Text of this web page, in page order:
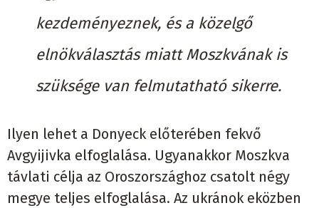
kezdeményeznek, és a közelgő
elnökválasztás miatt Moszkvának is
szüksége van felmutatható sikerre.
Ilyen lehet a Donyeck előterében fekvő
Avgyijivka elfoglalása. Ugyanakkor Moszkva
távlati célja az Oroszországhoz csatolt négy
megye teljes elfoglalása. Az ukránok eközben